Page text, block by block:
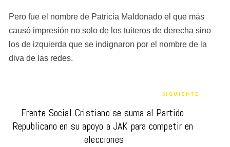
Pero fue el nombre de Patricia Maldonado el que más
causó impresión no solo de los tuiteros de derecha sino
los de izquierda que se indignaron por el nombre de la
diva de las redes.
SIGUIENTE
Frente Social Cristiano se suma al Partido
Republicano en su apoyo a JAK para competir en
elecciones